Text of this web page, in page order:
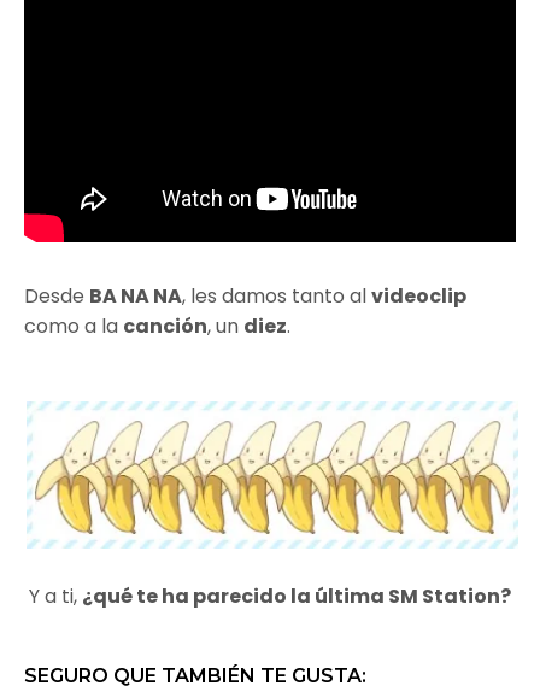
Desde BA NA NA, les damos tanto alvideoclip
como a la canción, un diez.
Y a ti, ¿qué te ha parecido la última SM Station?
SEGURO QUE TAMBIÉN TE GUSTA: